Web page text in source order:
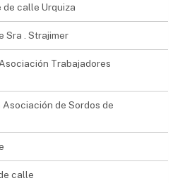
de calle Urquiza
Sra . Strajimer
Trabajadores
de Sordos de
calle